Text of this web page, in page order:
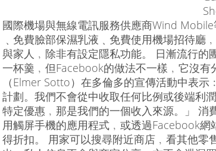
國際機場與無線電訊服務供應商Wind
﹑免費臉部保濕乳液﹑免費使用機場招待廳
與家人﹐除非有設定隱私功能。 日漸流行的
一杯羹﹐但Facebook的做法不一樣﹐它沒
（Elmer Sotto）在多倫多的宣傳活動中表
計劃。我們不會從中收取任何比例或後端利
特定優惠﹐那是我們的一個收入來源。」
用觸屏手機的應用程式﹐或透過Facebook
得折扣。 用家可以搜尋附近商店﹐看其他